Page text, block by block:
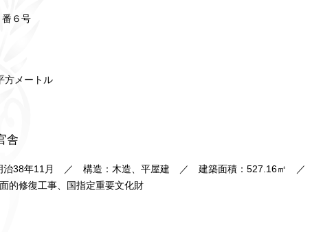
番６号
方メートル
舎
治38年11月 ／ 構造：木造、平屋建 ／ 建築面積：527.16㎡ ／
的修復工事、国指定重要文化財